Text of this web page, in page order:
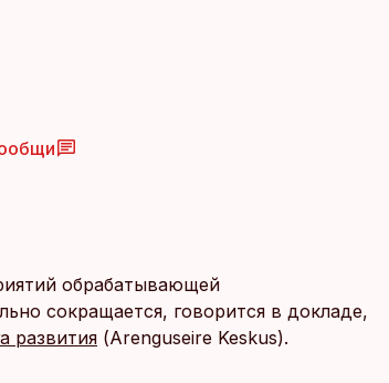
обрабатывающей
сокращается, говорится в докладе,
развития (Arenguseire Keskus).